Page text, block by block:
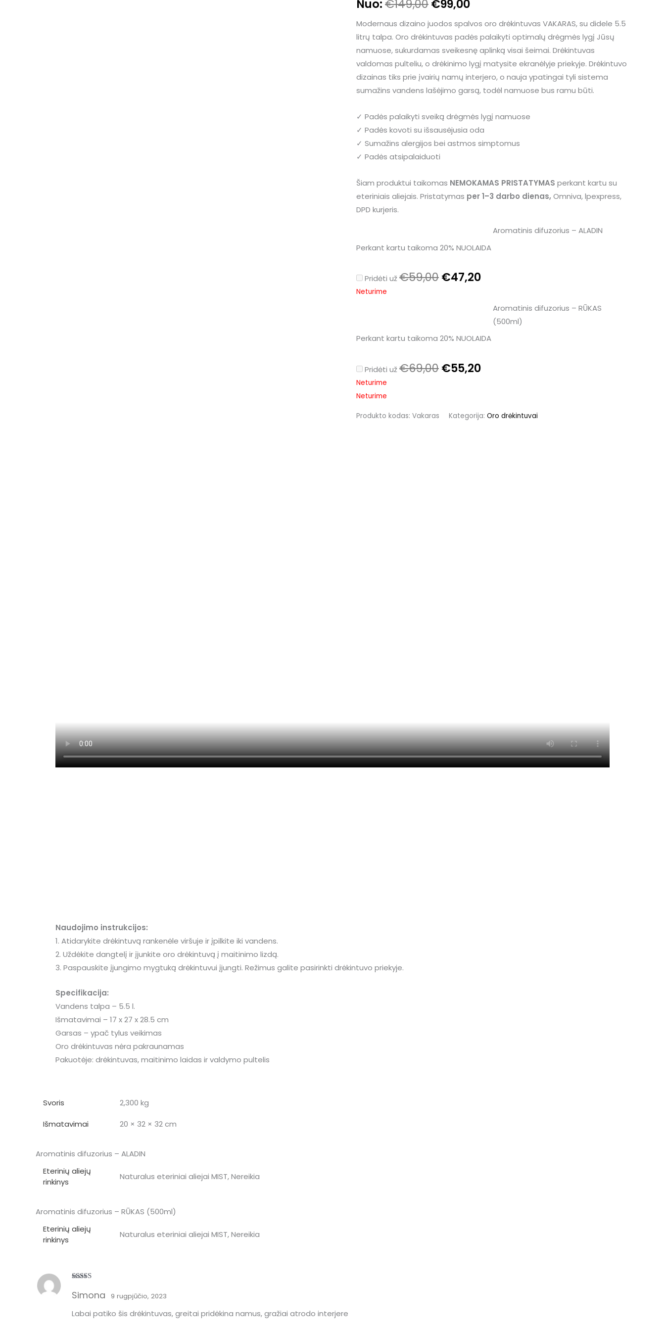
(viso
Nuo:€149,00€99,00
Modernaus dizaino juodos spalvos oro drėkintuvas VAKARAS, su didele 5.5
litrų talpa. Oro drėkintuvas padės palaikyti optimalų drėgmės lygį Jūsų
namuose, sukurdamas sveikesnę aplinką visai šeimai. Drėkintuvas
valdomas pulteliu, o drėkinimo lygį matysite ekranėlyje priekyje. Drėkintuvo
dizainas tiks prie įvairių namų interjero, o nauja ypatingai tyli sistema
sumažins vandens lašėjimo garsą, todėl namuose bus ramu būti.
✓ Padės palaikyti sveiką drėgmės lygį namuose
✓ Padės kovoti su išsausėjusia oda
✓ Sumažins alergijos bei astmos simptomus
✓ Padės atsipalaiduoti
Šiam produktui taikomas NEMOKAMAS PRISTATYMAS perkant kartu su
eteriniais aliejais. Pristatymas per 1–3 darbo dienas, Omniva, lpexpress,
DPD kurjeris.
Aromatinis difuzorius – ALADIN
Perkant kartu taikoma 20% NUOLAIDA
Pridėti už€59,00
price
was:
€47,20
Current
price
is:
Neturime
Aromatinis difuzorius – RŪKAS
(500ml)
Perkant kartu taikoma 20% NUOLAIDA
Pridėti už€69,00€69,00.
€55,20
Current
price
€55,20.
Neturime
Neturime
Produkto kodas: Vakaras Kategorija: Oro drėkintuvai
Naudojimo instrukcijos:
1. Atidarykite drėkintuvą rankenėle viršuje ir įpilkite iki vandens.
2. Uždėkite dangtelį ir įjunkite oro drėkintuvą į maitinimo lizdą.
3. Paspauskite įjungimo mygtuką drėkintuvui įjungti. Režimus galite pasirinkti drėkintuvo priekyje.
Specifikacija:
Vandens talpa – 5.5 l.
Išmatavimai – 17 x 27 x 28.5 cm
Garsas – ypač tylus veikimas
Oro drėkintuvas nėra pakraunamas
Pakuotėje: drėkintuvas, maitinimo laidas ir valdymo pultelis
Svoris 2,300 kg
Išmatavimai 20 × 32 × 32 cm
Aromatinis difuzorius – ALADIN
Eterinių aliejų
rinkinys
Naturalus eteriniai aliejai MIST, Nereikia
Aromatinis difuzorius – RŪKAS (500ml)
Eterinių aliejų
rinkinys
Naturalus eteriniai aliejai MIST, Nereikia
5iš 5
Simona 9 rugpjūčio, 2023
Labai patiko šis drėkintuvas, greitai pridėkina namus, gražiai atrodo interjere